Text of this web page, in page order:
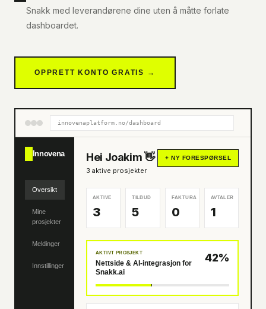
Snakk med leverandørene dine uten å måtte forlate
dashboardet.
OPPRETT KONTO GRATIS →
innovenaplatform.no/dashboard
Innovena
Oversikt
Mine
prosjekter
Meldinger
Innstillinger
Hei Joakim 👋
3 aktive prosjekter
+ NY FORESPØRSEL
AKTIVE
3
TILBUD
5
FAKTURA
0
AVTALER
1
AKTIVT PROSJEKT
Nettside & AI-integrasjon for
Snakk.ai
42%